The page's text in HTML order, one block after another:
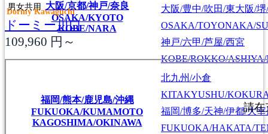
大阪/京都/神戸/奈良
OSAKA/KYOTO
KOBE/NARA
大阪/豊中/吹田/東大阪/
OSAKA/TOYONAKA/
神戸/六甲/芦屋/西宮
KOBE/ROKKO/
福岡/熊本/鹿児島/沖縄
FUKUOKA/KUMAMOTO
KAGOSHIMA/OKINAWA
北九州/小倉
KITAKYUSHU/
福岡/博多/天神/伊都/大宰
FUKUOKA/HAKATA/
男女共用
Dormy Kawaguchi
ドーミー川口
109,960 円～